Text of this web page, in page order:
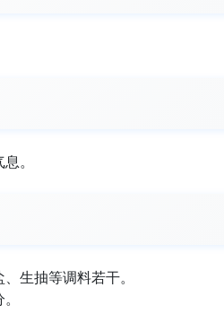
。
生抽等调料若干。